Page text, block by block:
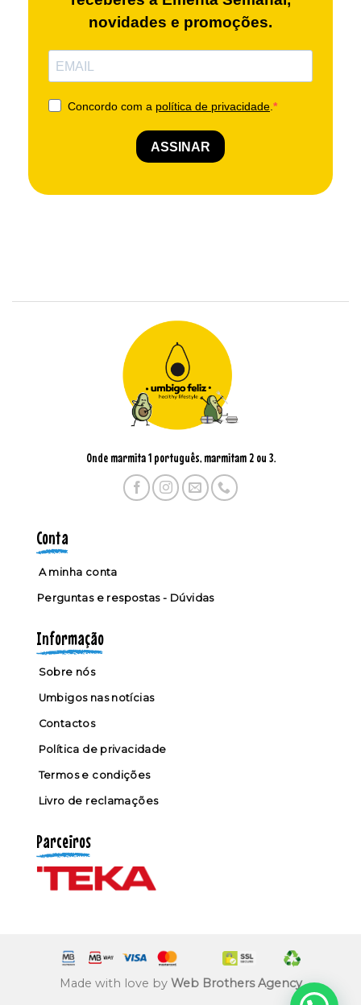
Onde marmita 1 português, marmitam 2 ou 3.
Conta
A minha conta
Perguntas e respostas - Dúvidas
Informação
Sobre nós
Umbigos nas notícias
Contactos
Política de privacidade
Termos e condições
Livro de reclamações
Parceiros
Made with love by Web Brothers Agency